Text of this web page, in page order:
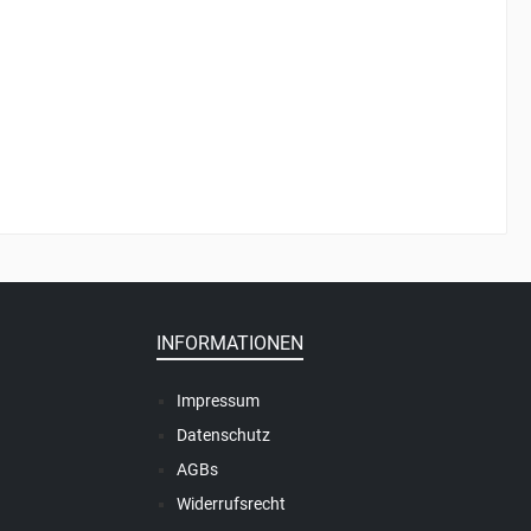
INFORMATIONEN
Impressum
Datenschutz
AGBs
Widerrufsrecht